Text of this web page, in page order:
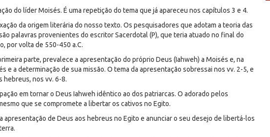
do líder Moisés. É uma repetição do tema que já apareceu nos capítulos 3 e 4.
da origem literária do nosso texto. Os pesquisadores que adotam a teoria das
palavras provenientes do escritor Sacerdotal (P), que teria atuado no final do
por volta de 550-450 a.C.
parte, prevalece a apresentação do próprio Deus (Iahweh) a Moisés e, na
e a determinação de sua missão. O tema da apresentação sobressai nos vv. 2-5, e
hebreus, nos vv. 6-8.
em tornar o Deus Iahweh idêntico ao dos patriarcas. O adorado pelos
que se compromete a libertar os cativos no Egito.
apresentação de Deus aos hebreus no Egito e anunciar o seu desejo de libertá-los